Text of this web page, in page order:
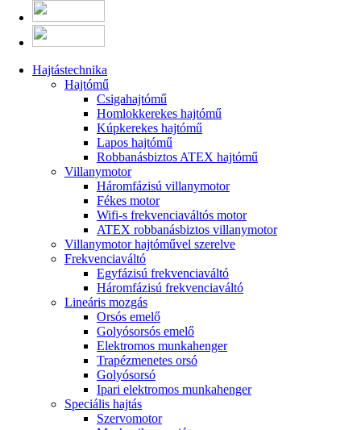
Hajtástechnika
Hajtómű
Csigahajtómű
Homlokkerekes hajtómű
Kúpkerekes hajtómű
Lapos hajtómű
Robbanásbiztos ATEX hajtómű
Villanymotor
Háromfázisú villanymotor
Fékes motor
Wifi-s frekvenciaváltós motor
ATEX robbanásbiztos villanymotor
Villanymotor hajtóművel szerelve
Frekvenciaváltó
Egyfázisú frekvenciaváltó
Háromfázisú frekvenciaváltó
Lineáris mozgás
Orsós emelő
Golyósorsós emelő
Elektromos munkahenger
Trapézmenetes orsó
Golyósorsó
Ipari elektromos munkahenger
Speciális hajtás
Szervomotor